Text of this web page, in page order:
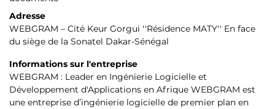
Adresse
WEBGRAM – Cité Keur Gorgui ''Résidence MATY'' En face
du siège de la Sonatel Dakar-Sénégal
Informations sur l'entreprise
WEBGRAM : Leader en Ingénierie Logicielle et
Développement d'Applications en Afrique WEBGRAM est
une entreprise d’ingénierie logicielle de premier plan en